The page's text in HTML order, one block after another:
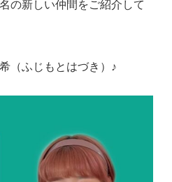
の新しい仲間をご紹介して
（ふじもとはづき）♪